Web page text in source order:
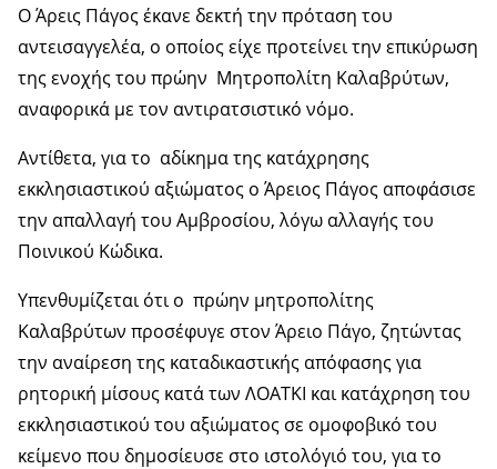
Ο Άρεις Πάγος έκανε δεκτή την πρόταση του
αντεισαγγελέα, ο οποίος είχε προτείνει την επικύρωση
της ενοχής του πρώην Μητροπολίτη Καλαβρύτων,
αναφορικά με τον αντιρατσιστικό νόμο.
Αντίθετα, για το αδίκημα της κατάχρησης
εκκλησιαστικού αξιώματος ο Άρειος Πάγος αποφάσισε
την απαλλαγή του Αμβροσίου, λόγω αλλαγής του
Ποινικού Κώδικα.
Υπενθυμίζεται ότι ο πρώην μητροπολίτης
Καλαβρύτων προσέφυγε στον Άρειο Πάγο, ζητώντας
την αναίρεση της καταδικαστικής απόφασης για
ρητορική μίσους κατά των ΛΟΑΤΚΙ και κατάχρηση του
εκκλησιαστικού του αξιώματος σε ομοφοβικό του
κείμενο που δημοσίευσε στο ιστολόγιό του, για το